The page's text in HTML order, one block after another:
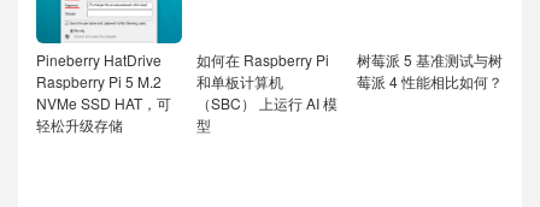
Pineberry HatDrive
Raspberry Pi 5 M.2
NVMe SSD HAT，可
轻松升级存储
如何在 Raspberry Pi
和单板计算机
（SBC） 上运行 AI 模
型
树莓派 5 基准测试与树
莓派 4 性能相比如何？